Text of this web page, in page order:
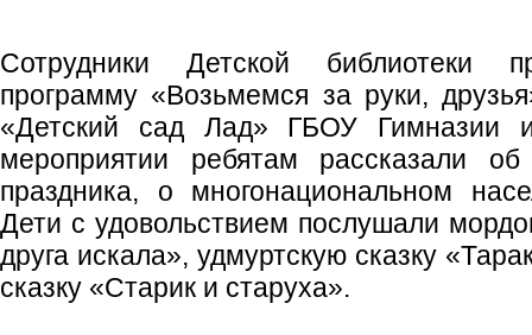
Сотрудники Детской библиотеки
программу «Возьмемся за руки,
«Детский сад Лад» ГБОУ
мероприятии ребятам рассказали об
праздника, о многонациональном
Дети с удовольствием послушали
друга искала», удмуртскую сказку
сказку «Старик и старуха».